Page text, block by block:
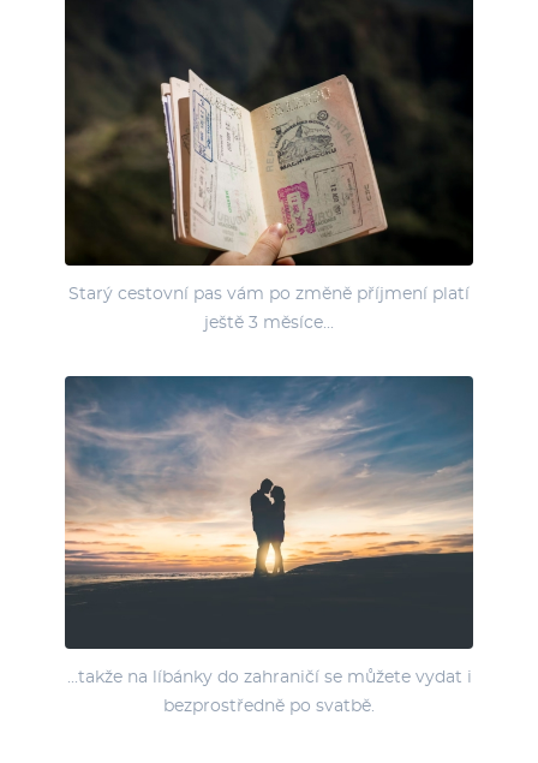
Starý cestovní pas vám po změně příjmení platí
ještě 3 měsíce...
...takže na líbánky do zahraničí se můžete vydat i
bezprostředně po svatbě.